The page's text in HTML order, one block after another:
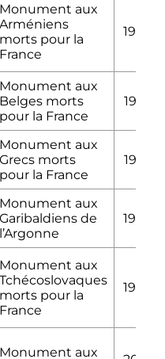
Monument aux
Arméniens
morts pour la
France
1978
Monument aux
Belges morts
pour la France
1922
Monument aux
Grecs morts
pour la France
1953
Monument aux
Garibaldiens de
l’Argonne
1934
Monument aux
Tchécoslovaques
morts pour la
France
1934
Monument aux